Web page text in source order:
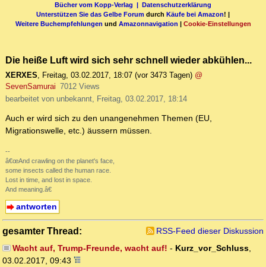
Bücher vom Kopp-Verlag | Datenschutzerklärung
Unterstützen Sie das Gelbe Forum durch Käufe bei Amazon! |
Weitere Buchempfehlungen und Amazonnavigation | Cookie-Einstellungen
Die heiße Luft wird sich sehr schnell wieder abkühlen...
XERXES, Freitag, 03.02.2017, 18:07 (vor 3473 Tagen) @
SevenSamurai 7012 Views
bearbeitet von unbekannt, Freitag, 03.02.2017, 18:14
Auch er wird sich zu den unangenehmen Themen (EU,
Migrationswelle, etc.) äussern müssen.
--
â€œAnd crawling on the planet's face,
some insects called the human race.
Lost in time, and lost in space.
And meaning.â€
antworten
gesamter Thread:
RSS-Feed dieser Diskussion
Wacht auf, Trump-Freunde, wacht auf! - Kurz_vor_Schluss,
03.02.2017, 09:43